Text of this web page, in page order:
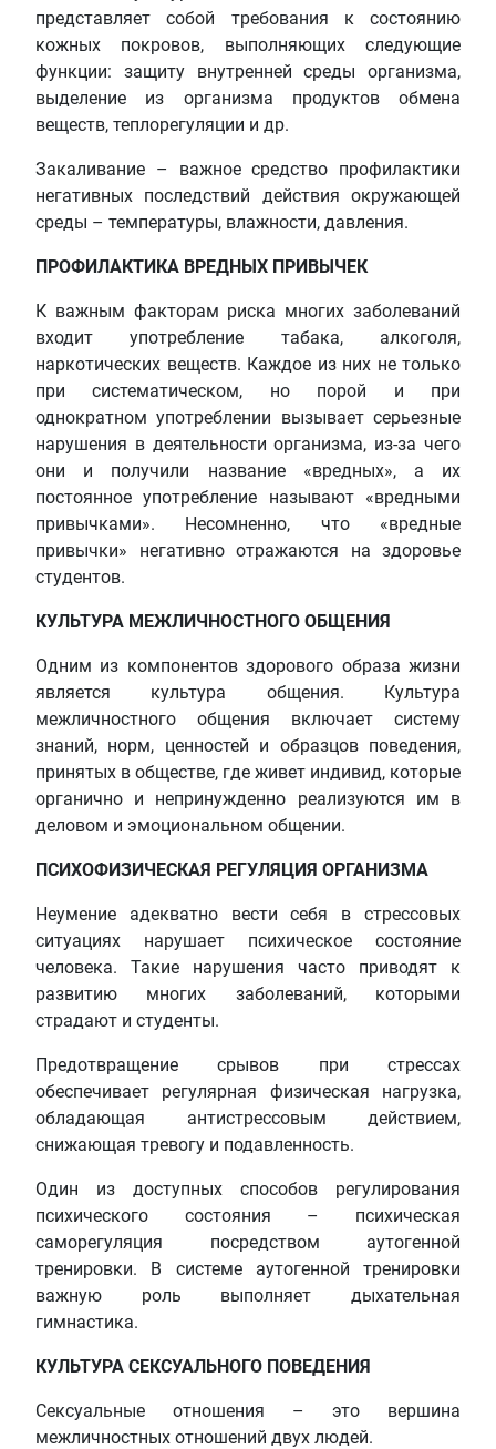
представляет собой требования к состоянию
кожных покровов, выполняющих следующие
функции: защиту внутренней среды организма,
выделение из организма продуктов обмена
веществ, теплорегуляции и др.
Закаливание – важное средство профилактики
негативных последствий действия окружающей
среды – температуры, влажности, давления.
ПРОФИЛАКТИКА ВРЕДНЫХ ПРИВЫЧЕК
К важным факторам риска многих заболеваний
входит употребление табака, алкоголя,
наркотических веществ. Каждое из них не только
при систематическом, но порой и при
однократном употреблении вызывает серьезные
нарушения в деятельности организма, из-за чего
они и получили название «вредных», а их
постоянное употребление называют «вредными
привычками». Несомненно, что «вредные
привычки» негативно отражаются на здоровье
студентов.
КУЛЬТУРА МЕЖЛИЧНОСТНОГО ОБЩЕНИЯ
Одним из компонентов здорового образа жизни
является культура общения. Культура
межличностного общения включает систему
знаний, норм, ценностей и образцов поведения,
принятых в обществе, где живет индивид, которые
органично и непринужденно реализуются им в
деловом и эмоциональном общении.
ПСИХОФИЗИЧЕСКАЯ РЕГУЛЯЦИЯ ОРГАНИЗМА
Неумение адекватно вести себя в стрессовых
ситуациях нарушает психическое состояние
человека. Такие нарушения часто приводят к
развитию многих заболеваний, которыми
страдают и студенты.
Предотвращение срывов при стрессах
обеспечивает регулярная физическая нагрузка,
обладающая антистрессовым действием,
снижающая тревогу и подавленность.
Один из доступных способов регулирования
психического состояния – психическая
саморегуляция посредством аутогенной
тренировки. В системе аутогенной тренировки
важную роль выполняет дыхательная
гимнастика.
КУЛЬТУРА СЕКСУАЛЬНОГО ПОВЕДЕНИЯ
Сексуальные отношения – это вершина
межличностных отношений двух людей.